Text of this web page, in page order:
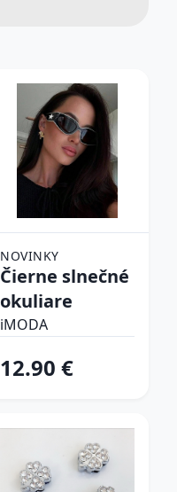
NOVINKY
Čierne slnečné
okuliare
iMODA
12.90 €